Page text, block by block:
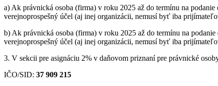
a) Ak právnická osoba (firma) v roku 2025 až do termínu na
verejnoprospešný účel (aj inej organizácii, nemusí byť iba
b) Ak právnická osoba (firma) v roku 2025 až do termínu na
verejnoprospešný účel (aj inej organizácii, nemusí byť iba
3. V sekcii pre asignáciu 2% v daňovom priznaní pre právnické
IČO/SID: 37 909 215